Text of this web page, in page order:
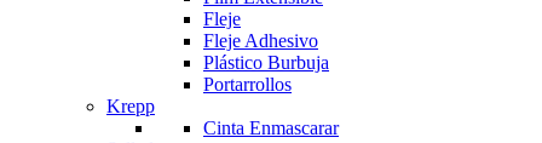
Fleje
Fleje Adhesivo
Plástico Burbuja
Portarrollos
Krepp
Cinta Enmascarar